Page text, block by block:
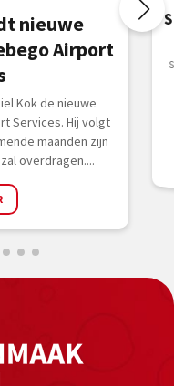
nieuwe
Airport
Kok de nieuwe
Services. Hij volgt
maanden zijn
overdragen....